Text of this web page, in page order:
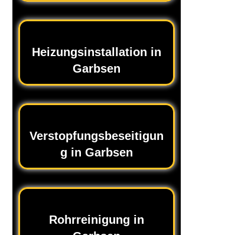
Heizungsinstallation in
Garbsen
Verstopfungsbeseitigun
g in Garbsen
Rohrreinigung in